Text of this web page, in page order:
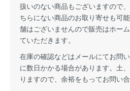
扱いのない商品もございますので
ちらにない商品のお取り寄せも可
舗はございませんので販売はホー
ていただきます。
在庫の確認などはメールにてお問
に数日かかる場合があります。土
りますので、余裕をもってお問い